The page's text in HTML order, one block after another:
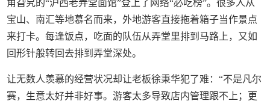
角旮旯的“沪西老弄堂面馆”登上了网络“必吃榜”。很多人从
宝山、南汇等地慕名而来，外地游客直接拖着箱子当作景点
来打卡。每逢饭点，吃面的队伍从弄堂里排到马路上，又如
回形针般转回去排到弄堂深处。
让无数人羡慕的经营状况却让老板徐秉华犯了难：“不是凡尔
赛，生意太好并非好事。游客太多导致店内管理跟不上；更